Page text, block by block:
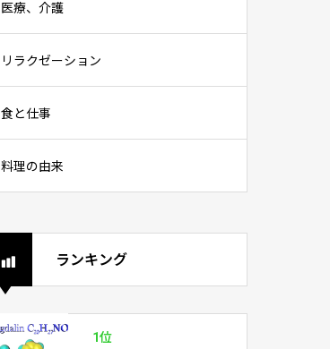
医療、介護
リラクゼーション
食と仕事
料理の由来
ランキング
1位